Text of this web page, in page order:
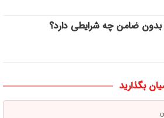
بدون ضامن چه شرایطی دارد؟
بگذارید